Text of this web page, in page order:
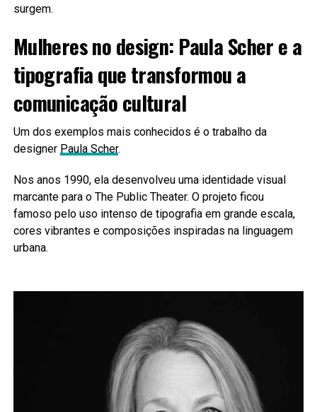
surgem.
Mulheres no design: Paula Scher e a
tipografia que transformou a
comunicação cultural
Um dos exemplos mais conhecidos é o trabalho da
designer Paula Scher.
Nos anos 1990, ela desenvolveu uma identidade visual
marcante para o The Public Theater. O projeto ficou
famoso pelo uso intenso de tipografia em grande escala,
cores vibrantes e composições inspiradas na linguagem
urbana.